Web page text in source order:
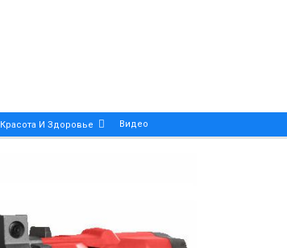
Красота И Здоровье Видео